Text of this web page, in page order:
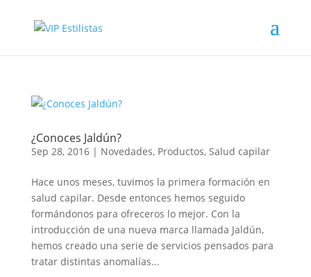
¿Conoces Jaldún?
Sep 28, 2016| Novedades, Productos, Salud capilar
Hace unos meses, tuvimos la primera formación en
salud capilar. Desde entonces hemos seguido
formándonos para ofreceros lo mejor. Con la
introducción de una nueva marca llamada Jaldún,
hemos creado una serie de servicios pensados para
tratar distintas anomalías...